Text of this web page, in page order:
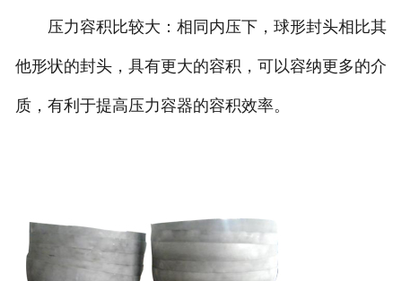
压力容积比较大：相同内压下，球形封头相比其
他形状的封头，具有更大的容积，可以容纳更多的介
质，有利于提高压力容器的容积效率。